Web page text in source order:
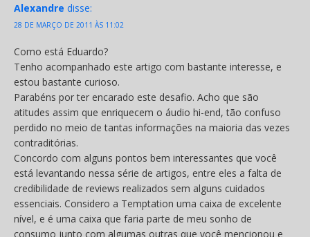
Alexandre disse:
28 DE MARÇO DE 2011 ÀS 11:02
Como está Eduardo?
Tenho acompanhado este artigo com bastante interesse, e
estou bastante curioso.
Parabéns por ter encarado este desafio. Acho que são
atitudes assim que enriquecem o áudio hi-end, tão confuso
perdido no meio de tantas informações na maioria das vezes
contraditórias.
Concordo com alguns pontos bem interessantes que você
está levantando nessa série de artigos, entre eles a falta de
credibilidade de reviews realizados sem alguns cuidados
essenciais. Considero a Temptation uma caixa de excelente
nível, e é uma caixa que faria parte de meu sonho de
consumo junto com algumas outras que você mencionou e